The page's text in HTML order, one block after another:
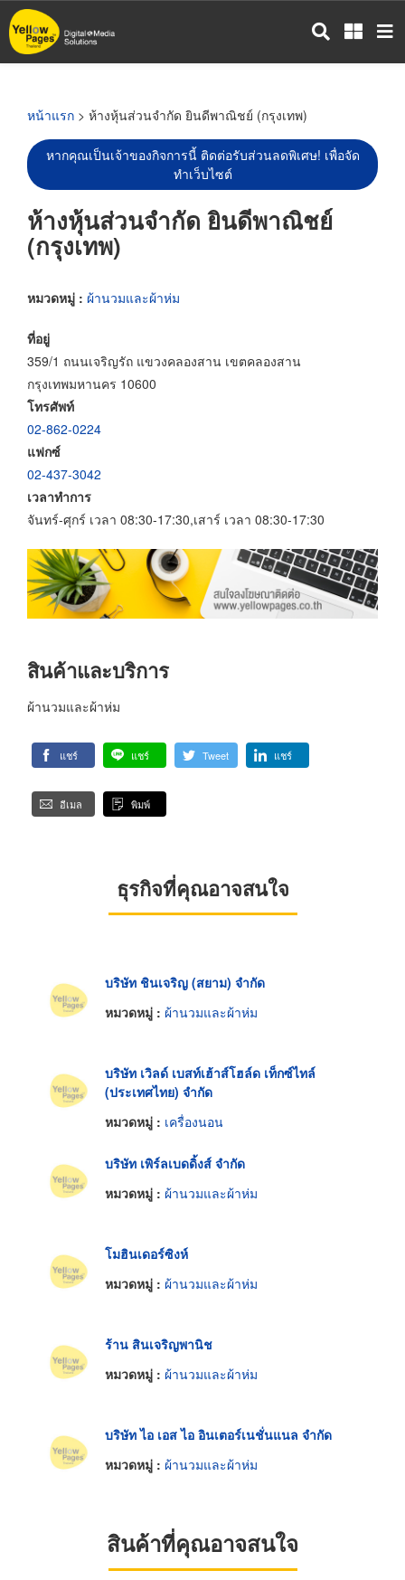
ข้าม
ไป
หน้าแรก > ห้างหุ้นส่วนจำกัด ยินดีพาณิชย์ (กรุงเทพ)
หากคุณเป็นเจ้าของกิจการนี้ ติดต่อรับส่วนลดพิเศษ! เพื่อจัด
ทำเว็บไซต์
ห้างหุ้นส่วนจำกัด ยินดีพาณิชย์
(กรุงเทพ)
หมวดหมู่ : ผ้านวมและผ้าห่ม
ที่อยู่
359/1 ถนนเจริญรัถ แขวงคลองสาน เขตคลองสาน
กรุงเทพมหานคร 10600
โทรศัพท์
02-862-0224
แฟกซ์
02-437-3042
เวลาทำการ
จันทร์-ศุกร์ เวลา 08:30-17:30,เสาร์ เวลา 08:30-17:30
สินค้าและบริการ
ผ้านวมและผ้าห่ม
แชร์ แชร์ Tweet แชร์
อีเมล พิมพ์
ธุรกิจที่คุณอาจสนใจ
บริษัท ชินเจริญ (สยาม) จำกัด
หมวดหมู่ : ผ้านวมและผ้าห่ม
บริษัท เวิลด์ เบสท์เฮ้าส์โฮล์ด เท็กซ์ไทล์
(ประเทศไทย) จำกัด
หมวดหมู่ : เครื่องนอน
บริษัท เพิร์ลเบดดิ้งส์ จำกัด
หมวดหมู่ : ผ้านวมและผ้าห่ม
โมฮินเดอร์ซิงห์
หมวดหมู่ : ผ้านวมและผ้าห่ม
ร้าน สินเจริญพานิช
หมวดหมู่ : ผ้านวมและผ้าห่ม
บริษัท ไอ เอส ไอ อินเตอร์เนชั่นแนล จำกัด
หมวดหมู่ : ผ้านวมและผ้าห่ม
สินค้าที่คุณอาจสนใจ